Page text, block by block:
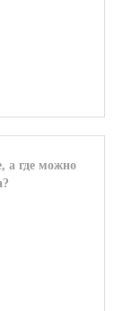
а где можно